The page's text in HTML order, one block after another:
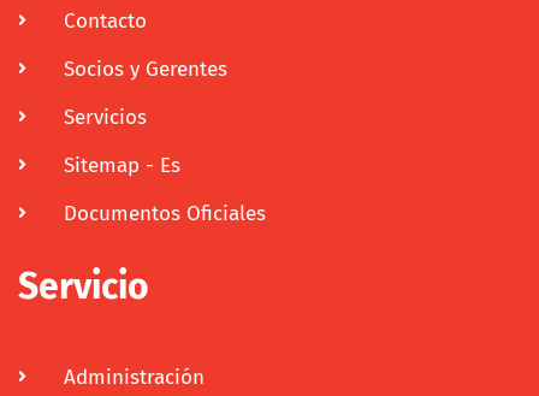
Contacto
Socios y Gerentes
Servicios
Sitemap - Es
Documentos Oficiales
Servicio
Administración